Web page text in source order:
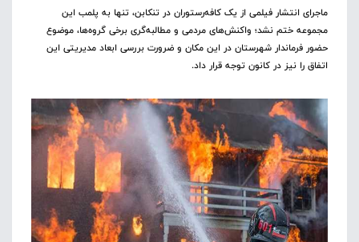
ماجرای انتشار فیلمی از یک کافه‌رستوران در تنکابن، تنها به پلمب این
مجموعه ختم نشد؛ واکنش‌های مردمی و مطالبه‌گری برخی گروه‌ها، موضوع
حضور فرماندار شهرستان در این مکان و ضرورت بررسی ابعاد مدیریتی این
اتفاق را نیز در کانون توجه قرار داد.